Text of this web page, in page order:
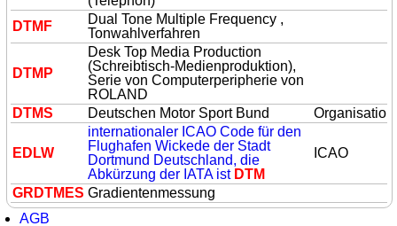
DTM F
Dual Tone Multiple Frequency ,
Tonwahlverfahren
DTM P
Desk Top Media Production
(Schreibtisch-Medienproduktion),
Serie von Computerperipherie von
ROLAND
DTMS Deutschen Motor Sport Bund Organisation
EDLW
internationaler ICAO Code für den
Flughafen Wickede der Stadt
Dortmund Deutschland, die
Abkürzung der IATA ist DTM
ICAO
GR DTM ES Gradientenmessung
AGB